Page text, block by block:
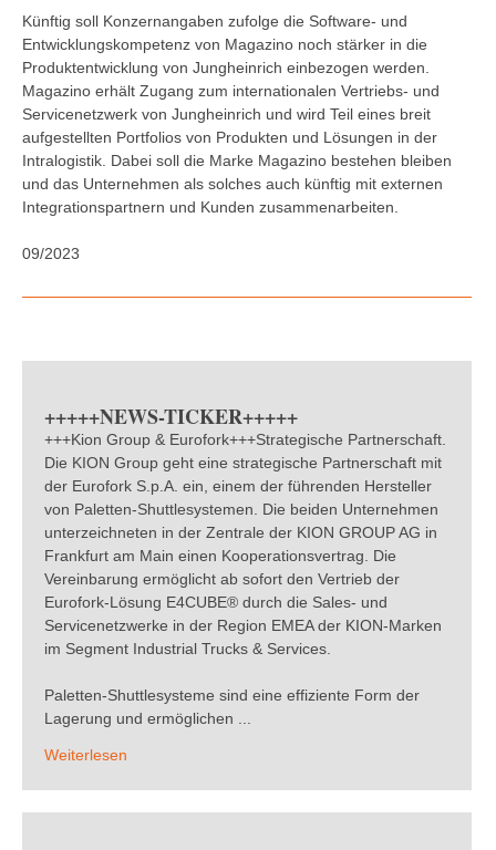
Künftig soll Konzernangaben zufolge die Software- und
Entwicklungskompetenz von Magazino noch stärker in die
Produktentwicklung von Jungheinrich einbezogen werden.
Magazino erhält Zugang zum internationalen Vertriebs- und
Servicenetzwerk von Jungheinrich und wird Teil eines breit
aufgestellten Portfolios von Produkten und Lösungen in der
Intralogistik. Dabei soll die Marke Magazino bestehen bleiben
und das Unternehmen als solches auch künftig mit externen
Integrationspartnern und Kunden zusammenarbeiten.
09/2023
+++++NEWS-TICKER+++++
+++Kion Group & Eurofork+++Strategische Partnerschaft.
Die KION Group geht eine strategische Partnerschaft mit
der Eurofork S.p.A. ein, einem der führenden Hersteller
von Paletten-Shuttlesystemen. Die beiden Unternehmen
unterzeichneten in der Zentrale der KION GROUP AG in
Frankfurt am Main einen Kooperationsvertrag. Die
Vereinbarung ermöglicht ab sofort den Vertrieb der
Eurofork-Lösung E4CUBE® durch die Sales- und
Servicenetzwerke in der Region EMEA der KION-Marken
im Segment Industrial Trucks & Services.
Paletten-Shuttlesysteme sind eine effiziente Form der
Lagerung und ermöglichen ...
Weiterlesen